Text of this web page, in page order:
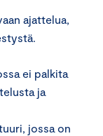
ajattelua,
ei palkita
ja
jossa on